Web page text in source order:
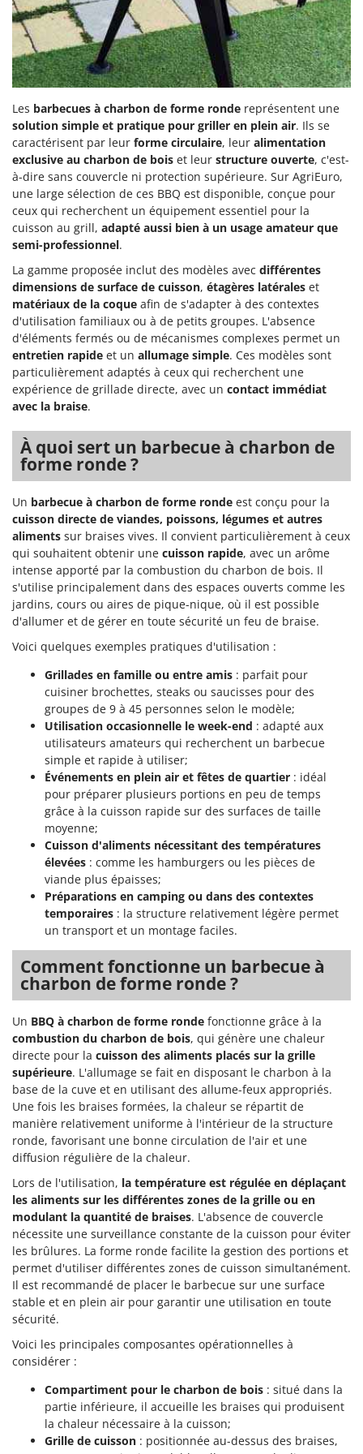
Tondeuses autoportées
Tondeuses débroussailleuses thermiques
Trancheuses
Trancheuses de sol
Transpalettes
Treuils de débardage
Tronçonneuses
V
Vêtements de Sécurité
Vibroculteurs à tracteur
Lampacrescia - MGM
Landxcape
LAR Casalinghi
Lavor
Linea VZ
Lisam
Lotusgrill
M
M.A.I.BO.
Macom
Macte Ovens
Makita
MAMMAMIA
Marcato
Marina Systems
Master
Mastercook
McCulloch
MCH
Michelin
Mille
Minox
Mockmill
More than chef
MOSA
MOVA
MTD
New O.M.R.A.
Nilfisk
Ninja
Novatec
Novital
NuAir
NuovaFac
Officine Savioli
Oliviero
Olix
OMA
Omas
Ompagrill
Ooni
Oriental Koshin
Outdoorchef
P
Palumbo Pavi
Partisani
Paterlini
Philips
Pramac
Prismafood
R
R.G.V.
Rato
Reber
Redback
Les barbecues à charbon de forme ronde représentent une
solution simple et pratique pour griller en plein air. Ils se
caractérisent par leur forme circulaire, leur alimentation
exclusive au charbon de bois et leur structure ouverte, c'est-
à-dire sans couvercle ni protection supérieure. Sur AgriEuro,
une large sélection de ces BBQ est disponible, conçue pour
ceux qui recherchent un équipement essentiel pour la
cuisson au grill, adapté aussi bien à un usage amateur que
semi-professionnel.
La gamme proposée inclut des modèles avec différentes
dimensions de surface de cuisson, étagères latérales et
matériaux de la coque afin de s'adapter à des contextes
d'utilisation familiaux ou à de petits groupes. L'absence
d'éléments fermés ou de mécanismes complexes permet un
entretien rapide et un allumage simple. Ces modèles sont
particulièrement adaptés à ceux qui recherchent une
expérience de grillade directe, avec un contact immédiat
avec la braise.
À quoi sert un barbecue à charbon de
forme ronde ?
Un barbecue à charbon de forme ronde est conçu pour la
cuisson directe de viandes, poissons, légumes et autres
aliments sur braises vives. Il convient particulièrement à ceux
qui souhaitent obtenir une cuisson rapide, avec un arôme
intense apporté par la combustion du charbon de bois. Il
s'utilise principalement dans des espaces ouverts comme les
jardins, cours ou aires de pique-nique, où il est possible
d'allumer et de gérer en toute sécurité un feu de braise.
Voici quelques exemples pratiques d'utilisation :
Grillades en famille ou entre amis : parfait pour
cuisiner brochettes, steaks ou saucisses pour des
groupes de 9 à 45 personnes selon le modèle;
Utilisation occasionnelle le week-end : adapté aux
utilisateurs amateurs qui recherchent un barbecue
simple et rapide à utiliser;
Événements en plein air et fêtes de quartier : idéal
pour préparer plusieurs portions en peu de temps
grâce à la cuisson rapide sur des surfaces de taille
moyenne;
Cuisson d'aliments nécessitant des températures
élevées : comme les hamburgers ou les pièces de
viande plus épaisses;
Préparations en camping ou dans des contextes
temporaires : la structure relativement légère permet
un transport et un montage faciles.
Comment fonctionne un barbecue à
charbon de forme ronde ?
Un BBQ à charbon de forme ronde fonctionne grâce à la
combustion du charbon de bois, qui génère une chaleur
directe pour la cuisson des aliments placés sur la grille
supérieure. L'allumage se fait en disposant le charbon à la
base de la cuve et en utilisant des allume-feux appropriés.
Une fois les braises formées, la chaleur se répartit de
manière relativement uniforme à l'intérieur de la structure
ronde, favorisant une bonne circulation de l'air et une
diffusion régulière de la chaleur.
Lors de l'utilisation, la température est régulée en déplaçant
les aliments sur les différentes zones de la grille ou en
modulant la quantité de braises. L'absence de couvercle
nécessite une surveillance constante de la cuisson pour éviter
les brûlures. La forme ronde facilite la gestion des portions et
permet d'utiliser différentes zones de cuisson simultanément.
Il est recommandé de placer le barbecue sur une surface
stable et en plein air pour garantir une utilisation en toute
sécurité.
Voici les principales composantes opérationnelles à
considérer :
Compartiment pour le charbon de bois : situé dans la
partie inférieure, il accueille les braises qui produisent
la chaleur nécessaire à la cuisson;
Grille de cuisson : positionnée au-dessus des braises,